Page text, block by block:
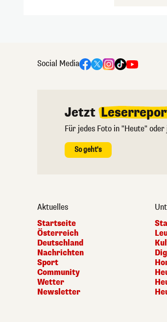
Social Media
Jetzt
Für jedes Foto in "Heute"
So geht's
Aktuelles
Startseite
Österreich
Deutschland
Nachrichten
Sport
Community
Wetter
Newsletter